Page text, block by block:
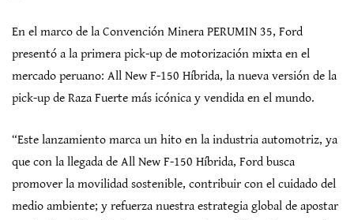
En el marco de la Convención Minera PERUMIN 35, Ford
presentó a la primera pick-up de motorización mixta en el
mercado peruano: All New F-150 Híbrida, la nueva versión de la
pick-up de Raza Fuerte más icónica y vendida en el mundo.
“Este lanzamiento marca un hito en la industria automotriz, ya
que con la llegada de All New F-150 Híbrida, Ford busca
promover la movilidad sostenible, contribuir con el cuidado del
medio ambiente; y refuerza nuestra estrategia global de apostar